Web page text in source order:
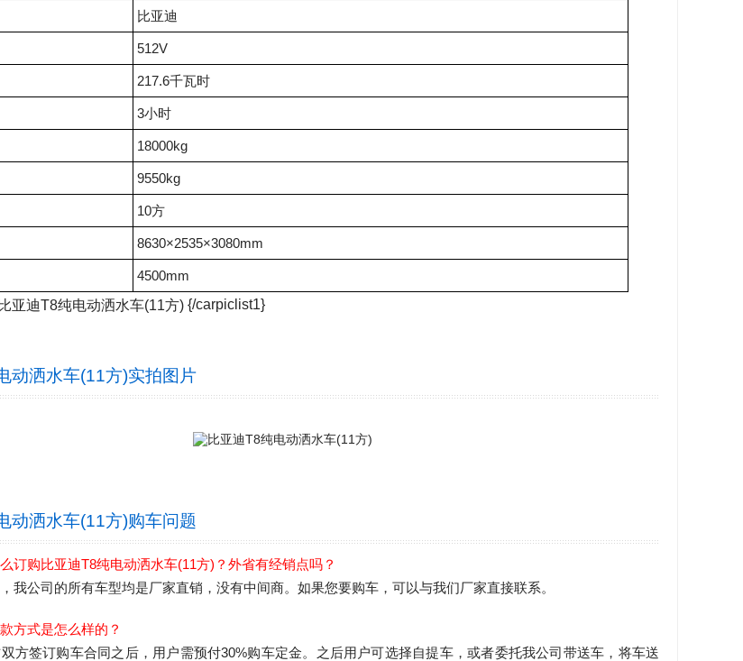
比亚迪
512V
217.6千瓦时
3小时
18000kg
9550kg
10方
8630×2535×3080mm
4500mm
{/carpiclist1}
动洒水车(11方)实拍图片
动洒水车(11方)购车问题
订购比亚迪T8纯电动洒水车(11方)？外省有经销点吗？
我公司的所有车型均是厂家直销，没有中间商。如果您要购车，可以与我们厂家直接联系。
方式是怎么样的？
方签订购车合同之后，用户需预付30%购车定金。之后用户可选择自提车，或者委托我公司带送车，将车送